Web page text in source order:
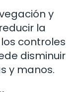
y
la
controles
disminuir
y manos.